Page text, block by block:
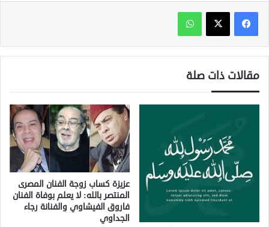
واتساب
مقالات ذات صلة
عزيزة كساب زوجة الفنان المصرى
المنتصر بالله: لا يعلم بوفاة الفنان
فاروق الفيشاوي والفنانة رجاء
الجداوي